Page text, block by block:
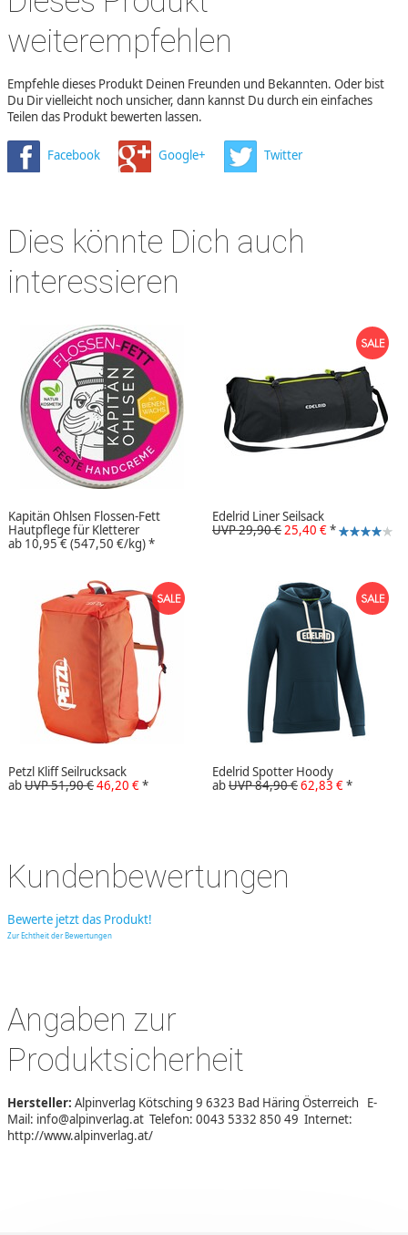
weiterempfehlen
Empfehle dieses Produkt Deinen Freunden und Bekannten. Oder bist
Du Dir vielleicht noch unsicher, dann kannst Du durch ein einfaches
Teilen das Produkt bewerten lassen.
Facebook Google+ Twitter
Dies könnte Dich auch
interessieren
Kapitän Ohlsen Flossen-Fett
Hautpflege für Kletterer
ab 10,95 €(547,50 €/kg)*
Edelrid Liner Seilsack
UVP 29,90 €25,40 €*
Petzl Kliff Seilrucksack
abUVP 51,90 €46,20 €*
Edelrid Spotter Hoody
abUVP 84,90 €62,83 €*
Kundenbewertungen
Bewerte jetzt das Produkt!
Zur Echtheit der Bewertungen
Angaben zur
Produktsicherheit
Hersteller: Alpinverlag Kötsching 9 6323 Bad Häring Österreich E-
Mail: info@alpinverlag.at Telefon: 0043 5332 850 49 Internet:
http://www.alpinverlag.at/